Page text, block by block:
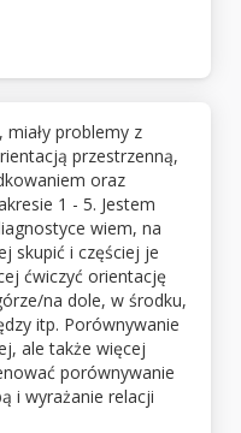
miały problemy z
przestrzenną,
oraz
1 - 5. Jestem
wiem, na
skupić i częściej je
ćwiczyć orientację
na dole, w środku,
itp. Porównywanie
ale także więcej
porównywanie
i wyrażanie relacji